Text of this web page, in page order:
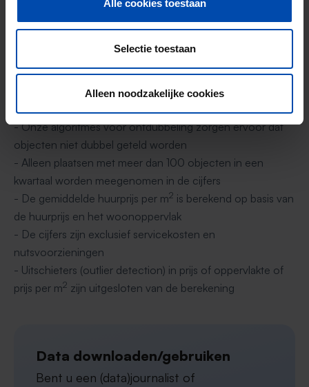
Alle cookies toestaan
Selectie toestaan
Alleen noodzakelijke cookies
- Onze bronnen bestaan uit alle grote verhuurplatformen,
- Objecten moeten minimaal 3m2zijn en kosten maximaal
€10.000 per maand en moeten een woonbestemming
hebben
- Onze algoritmes voor ontdubbeling zorgen ervoor dat
objecten niet dubbel geteld worden
- Alleen plaatsen met meer dan 100 objecten in een
kwartaal worden meegenomen in de cijfers
- De gemiddelde huurprijs per m2 is berekend op basis van
de huurprijs en het woonoppervlak
- De cijfers zijn exclusief servicekosten en
nutsvoorzieningen
- Uitschieters (outlier detection) in prijs of oppervlakte of
prijs per m2 zijn uitgesloten van de berekening
Data downloaden/gebruiken
Bent u een (data)journalist of